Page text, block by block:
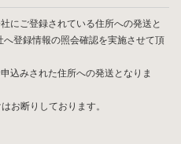
にご登録されている住所への発送と
登録情報の照会確認を実施させて頂
込みされた住所への発送となりま
お断りしております。